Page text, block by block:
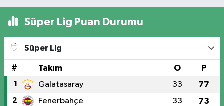
Süper Lig Puan Durumu
Süper Lig
# Takım O P
1 Galatasaray 33 77
2 Fenerbahçe 33 73